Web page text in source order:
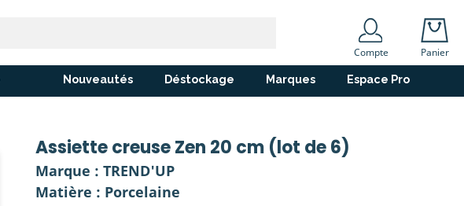
Compte
Panier
Nouveautés Déstockage Marques Espace Pro
Assiette creuse Zen 20 cm (lot de 6)
Marque : TREND'UP
Matière : Porcelaine